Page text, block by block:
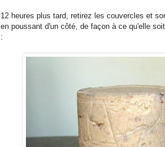
12 heures plus tard, retirez les couvercles et
en poussant d'un côté, de façon à ce qu'elle
: